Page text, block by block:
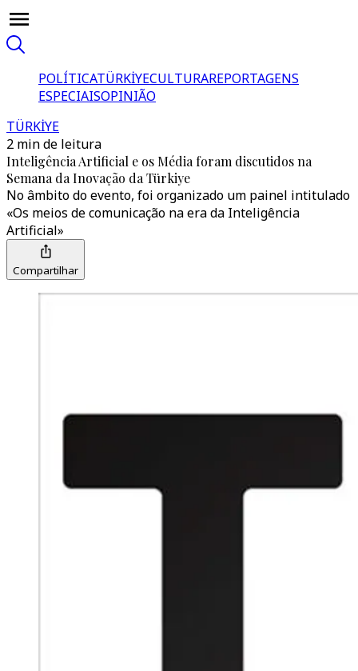
POLÍTICATÜRKİYECULTURAREPORTAGENS
ESPECIAISOPINIÃO
TÜRKİYE
2 min de leitura
Inteligência Artificial e os Média foram discutidos na
Semana da Inovação da Türkiye
No âmbito do evento, foi organizado um painel intitulado
«Os meios de comunicação na era da Inteligência
Artificial»
Compartilhar